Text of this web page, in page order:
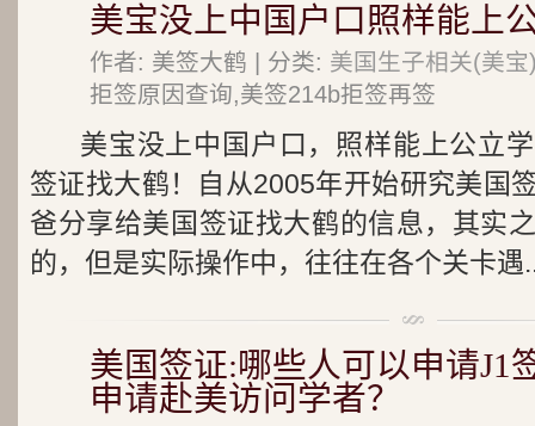
美宝没上中国户口照样能上
作者: 美签大鹤 | 分类: 美国生子相关(美宝
拒签原因查询,美签214b拒签再签
美宝没上中国户口，照样能上公立
签证找大鹤！自从2005年开始研究美国
爸分享给美国签证找大鹤的信息，其实
的，但是实际操作中，往往在各个关卡遇
美国签证:哪些人可以申请J1
申请赴美访问学者？